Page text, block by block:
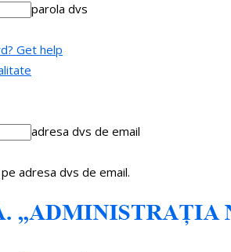
parola dvs
Get help
adresa dvs de email
adresa dvs de email.